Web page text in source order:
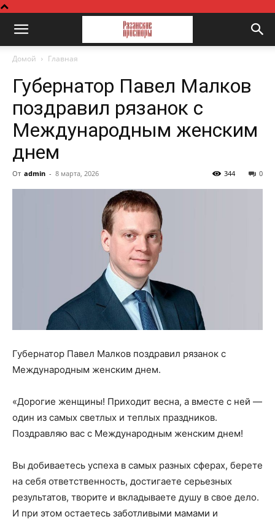
Домой Главная
Губернатор Павел Малков
поздравил рязанок с
Международным женским
днем
От admin - 8 марта, 2026 0
344
Губернатор Павел Малков поздравил рязанок с
Международным женским днем.
«Дорогие женщины! Приходит весна, а вместе с ней —
один из самых светлых и теплых праздников.
Поздравляю вас с Международным женским днем!
Вы добиваетесь успеха в самых разных сферах, берете
на себя ответственность, достигаете серьезных
результатов, творите и вкладываете душу в свое дело.
И при этом остаетесь заботливыми мамами и